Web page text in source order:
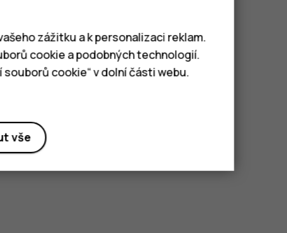
zážitku a k personalizaci reklam.
cookie a podobných technologií.
cookie“ v dolní části webu.
vše